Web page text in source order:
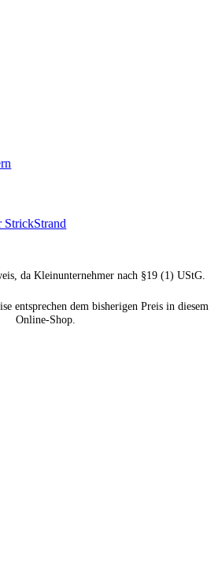
StrickStrand
da Kleinunternehmer nach §19 (1) UStG.
entsprechen dem bisherigen Preis in diesem
Online-Shop.